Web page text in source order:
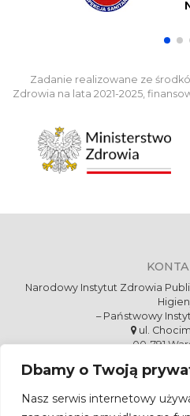
Dbamy o Twoją
Nasz serwis internetowy
Zadanie realizowane ze
Zdrowia na lata 2021-2025,
Narodowy Instytut Zdrowia
– Państwowy
ul.
00-791
Formularz